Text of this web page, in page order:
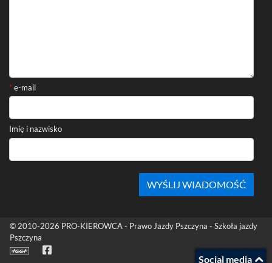
Social media (
*e-mail
Imię i nazwisko
Stopka
© 2010-2026 PRO-KIEROWCA - Prawo Jazdy Pszczyna - Szkoła jazdy
Pszczyna